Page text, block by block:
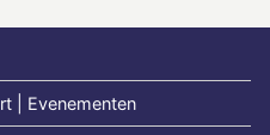
| Evenementen